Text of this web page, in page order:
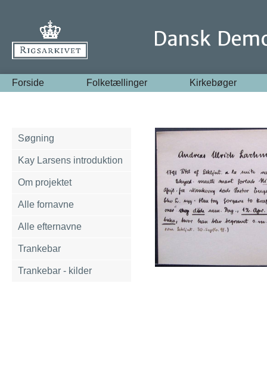
Forside Folketællinger Kirkebøger
Søgning
Kay Larsens introduktion
Om projektet
Alle fornavne
Alle efternavne
Trankebar
Trankebar - kilder